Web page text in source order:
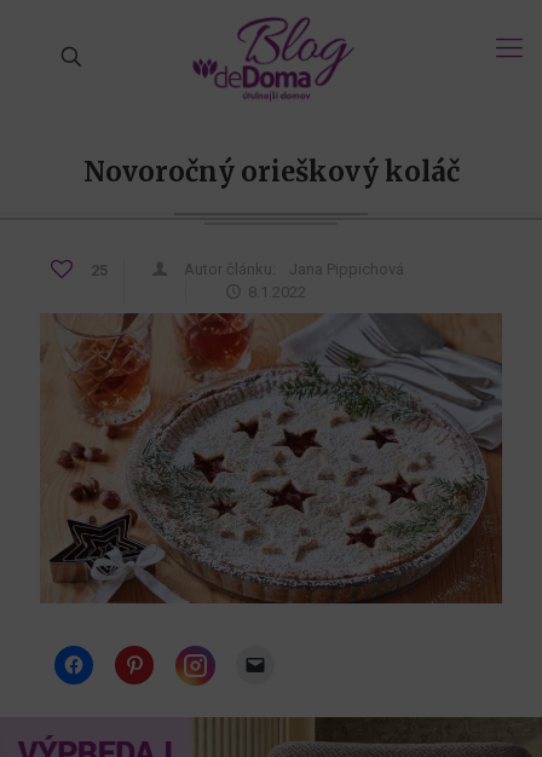
Novoročný orieškový koláč
25 Autor článku:
Jana Pippichová
8.1.2022
Instagram